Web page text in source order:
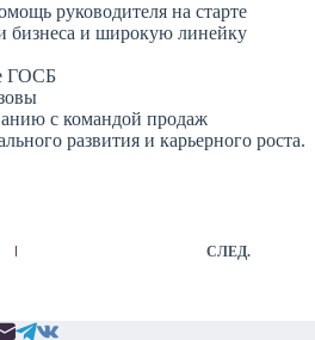
руководителя на старте
бизнеса и широкую линейку
ГОСБ
с командой продаж
развития и карьерного роста.
СЛЕД.